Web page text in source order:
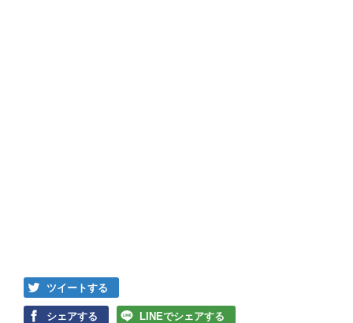
ツイートする
シェアする LINEでシェアする